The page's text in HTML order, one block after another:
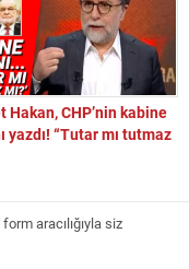
Hakan, CHP’nin kabine
yazdı! “Tutar mı tutmaz
aracılığıyla siz